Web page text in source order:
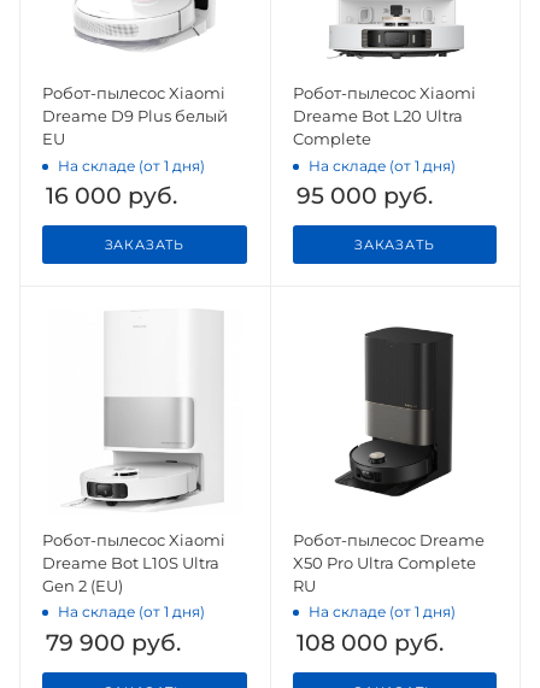
Робот-пылесос Xiaomi
Dreame D9 Plus белый
EU
На складе (от 1 дня)
16 000 руб.
ЗАКАЗАТЬ
Робот-пылесос Xiaomi
Dreame Bot L20 Ultra
Complete
На складе (от 1 дня)
95 000 руб.
ЗАКАЗАТЬ
Робот-пылесос Xiaomi
Dreame Bot L10S Ultra
Gen 2 (EU)
На складе (от 1 дня)
79 900 руб.
Робот-пылесос Dreame
X50 Pro Ultra Complete
RU
На складе (от 1 дня)
108 000 руб.